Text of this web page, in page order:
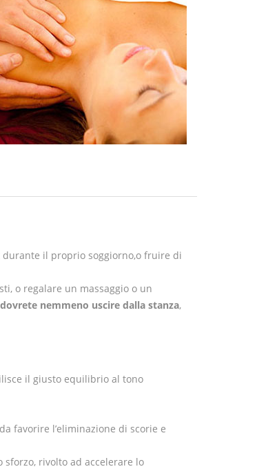
durante il proprio soggiorno,o fruire di
o regalare un massaggio o un
nemmeno uscire dalla stanza,
il giusto equilibrio al tono
favorire l’eliminazione di scorie e
rivolto ad accelerare lo